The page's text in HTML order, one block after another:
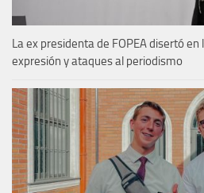
La ex presidenta de FOPEA disertó
expresión y ataques al periodismo